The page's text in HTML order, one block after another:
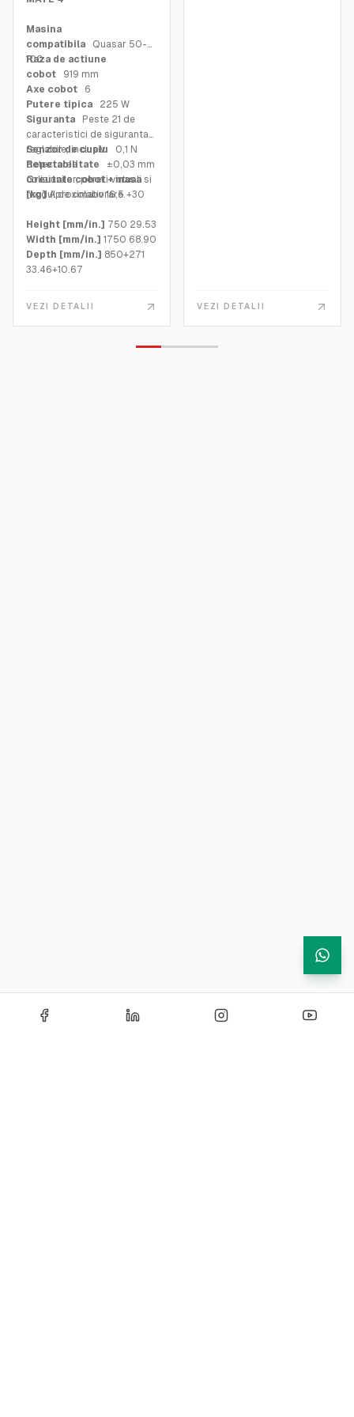
Masina
compatibila Quasar 50-
100
Raza de actiune
cobot
919 mm
Axe cobot 6
Putere tipica 225 W
Siguranta Peste 21 de
caracteristici de siguranta
reglabile, inclusiv
detectarea
coliziunilor, pereti virtuali si
modul de colaborare.
Senzor de cuplu 0,1 N
Repetabilitate ±0,03 mm
Greutate cobot + masa
[kg] Aproximativ 16,5 +30
Height [mm/in.] 750 29.53
Width [mm/in.] 1750 68.90
Depth [mm/in.] 850+271
33.46+10.67
VEZI DETALII VEZI DETALII